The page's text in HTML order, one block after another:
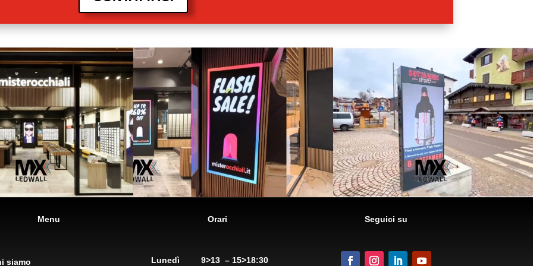
Menu
siamo
Orari
Lunedì 9>13 – 15>18:30
Seguici su